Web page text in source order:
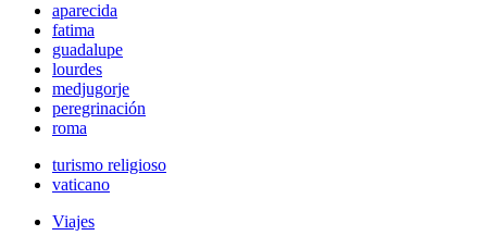
aparecida
fatima
guadalupe
lourdes
medjugorje
peregrinación
roma
turismo religioso
vaticano
Viajes